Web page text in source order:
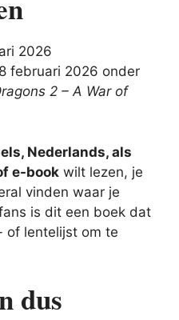
2026
februari 2026 onder
2 – A War of
Nederlands, als
e-book wilt lezen, je
vinden waar je
is dit een boek dat
of lentelijst om te
dus